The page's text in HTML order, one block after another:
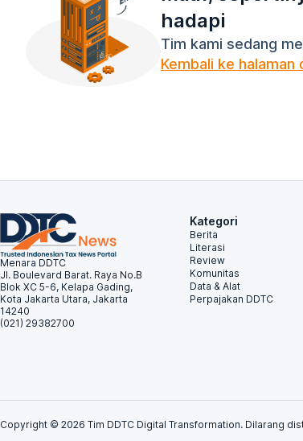
hadapi
Tim kami sedang
Kembali ke halaman
Menara DDTC
Jl. Boulevard Barat. Raya No.B
Blok XC 5-6, Kelapa Gading,
Kota Jakarta Utara, Jakarta
14240
(021) 29382700
Kategori
Berita
Literasi
Review
Komunitas
Data & Alat
Perpajakan DDTC
Copyright © 2026 Tim DDTC Digital Transformation. Dilarang